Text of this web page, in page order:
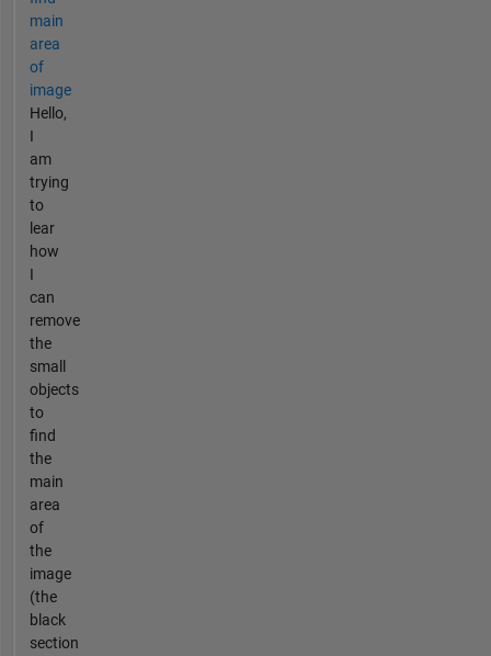
main
area
of
image
Hello,
I
am
trying
to
lear
how
I
can
remove
the
small
objects
to
find
the
main
area
of
the
image
(the
black
section